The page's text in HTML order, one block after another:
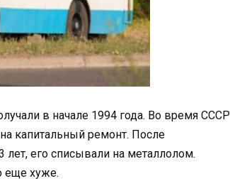
в начале 1994 года. Во время СССР
капитальный ремонт. После
лет, его списывали на металлолом.
еще хуже.